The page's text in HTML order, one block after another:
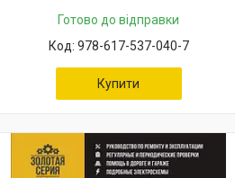
Готово до відправки
978-617-537-040-7
Купити